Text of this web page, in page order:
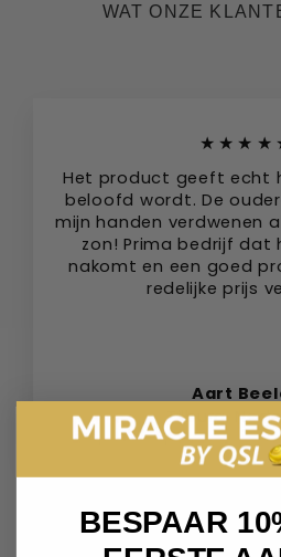
WAT ONZE
Het product geeft echt
beloofd wordt. De
mijn handen verdwenen
zon! Prima bedrijf dat
nakomt en een goed
redelijke prijs
Aart
Tilburg,
BESPAAR